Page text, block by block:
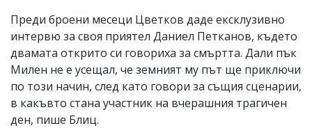
Преди броени месеци Цветков даде ексклузивно
интервю за своя приятел Даниел Петканов, където
двамата открито си говориха за смъртта. Дали пък
Милен не е усещал, че земният му път ще приключи
по този начин, след като говори за същия сценарии,
в какъвто стана участник на вчерашния трагичен
ден, пише Блиц.